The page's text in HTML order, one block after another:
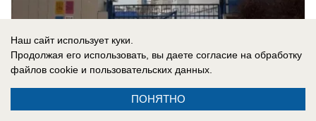
Наш сайт использует куки.
Продолжая его использовать, вы даете согласие на обработку
файлов cookie и пользовательских данных.
ПОНЯТНО